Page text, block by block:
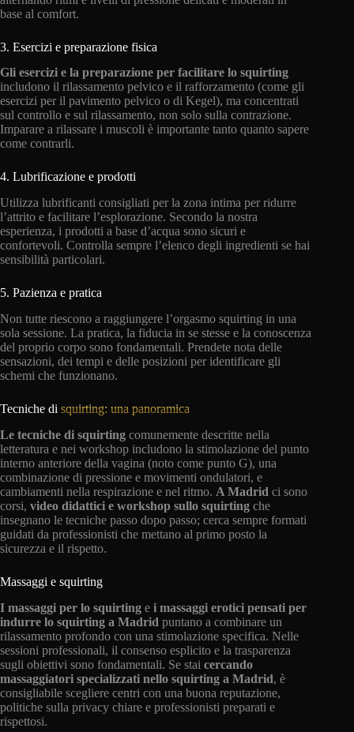
base al comfort.
3. Esercizi e preparazione fisica
Gli esercizi e la preparazione per facilitare lo squirting
includono il rilassamento pelvico e il rafforzamento (come gli
esercizi per il pavimento pelvico o di Kegel), ma concentrati
sul controllo e sul rilassamento, non solo sulla contrazione.
Imparare a rilassare i muscoli è importante tanto quanto sapere
come contrarli.
4. Lubrificazione e prodotti
Utilizza lubrificanti consigliati per la zona intima per ridurre
l’attrito e facilitare l’esplorazione. Secondo la nostra
esperienza, i prodotti a base d’acqua sono sicuri e
confortevoli. Controlla sempre l’elenco degli ingredienti se hai
sensibilità particolari.
5. Pazienza e pratica
Non tutte riescono a raggiungere l’orgasmo squirting in una
sola sessione. La pratica, la fiducia in se stesse e la conoscenza
del proprio corpo sono fondamentali. Prendete nota delle
sensazioni, dei tempi e delle posizioni per identificare gli
schemi che funzionano.
Tecniche di squirting: una panoramica
Le tecniche di squirting comunemente descritte nella
letteratura e nei workshop includono la stimolazione del punto
interno anteriore della vagina (noto come punto G), una
combinazione di pressione e movimenti ondulatori, e
cambiamenti nella respirazione e nel ritmo. A Madrid ci sono
corsi, video didattici e workshop sullo squirting che
insegnano le tecniche passo dopo passo; cerca sempre formati
guidati da professionisti che mettano al primo posto la
sicurezza e il rispetto.
Massaggi e squirting
I massaggi per lo squirting e i massaggi erotici pensati per
indurre lo squirting a Madrid puntano a combinare un
rilassamento profondo con una stimolazione specifica. Nelle
sessioni professionali, il consenso esplicito e la trasparenza
sugli obiettivi sono fondamentali. Se stai cercando
massaggiatori specializzati nello squirting a Madrid, è
consigliabile scegliere centri con una buona reputazione,
politiche sulla privacy chiare e professionisti preparati e
rispettosi.